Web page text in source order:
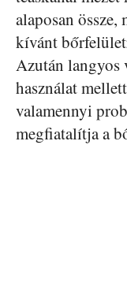
alaposan
kívánt
Azután langyos
használat
valamennyi
megfiatalítja a